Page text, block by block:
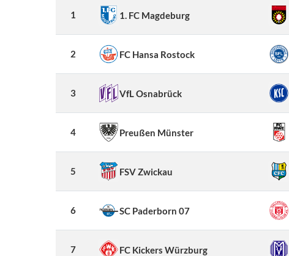
1 1. FC Magdeburg
2 FC Hansa Rostock
3 VfL Osnabrück
4 Preußen Münster
5 FSV Zwickau
6 SC Paderborn 07
7 FC Kickers Würzburg